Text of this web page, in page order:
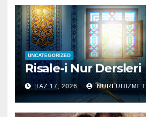
UNCATEGORIZED
Risale-i Nur Dersleri
HAZ 17, 2026 NURLUHIZMET